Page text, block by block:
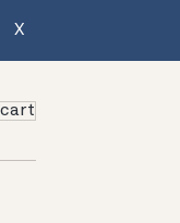
X